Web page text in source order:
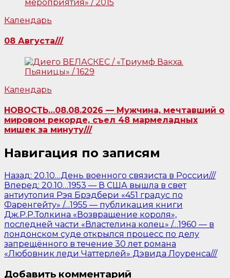
Календарь
08 Августа///
Календарь
НОВОСТЬ…08.08.2026 — Мужчина, мечтавший о
мировом рекорде, съел 48 мармеладных
мишек за минуту///
Навигация по записям
Назад: 20.10…День военного связиста в России///
Вперед: 20.10…1953 — В США вышла в свет
антиутопия Рэя Брэдбери «451 градус по
Фаренгейту» /…1955 — публикация книги
Дж.Р.Р.Толкина «Возвращение короля»,
последней части «Властелина колец» /…1960 — в
лондонском суде открылся процесс по делу
запрещённого в течение 30 лет романа
«Любовник леди Чаттерлей» Дэвида Лоуренса///
Добавить комментарий